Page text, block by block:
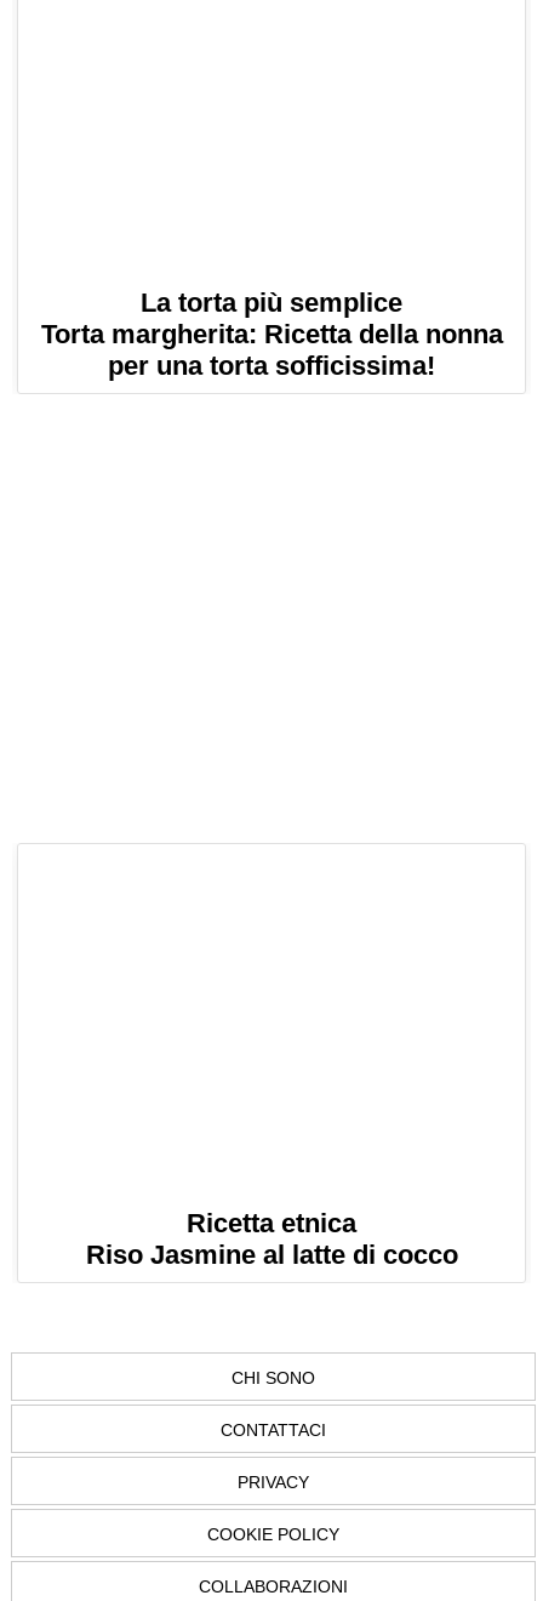
La torta più semplice
Torta margherita: Ricetta della nonna
per una torta sofficissima!
Ricetta etnica
Riso Jasmine al latte di cocco
CHI SONO
CONTATTACI
PRIVACY
COOKIE POLICY
COLLABORAZIONI